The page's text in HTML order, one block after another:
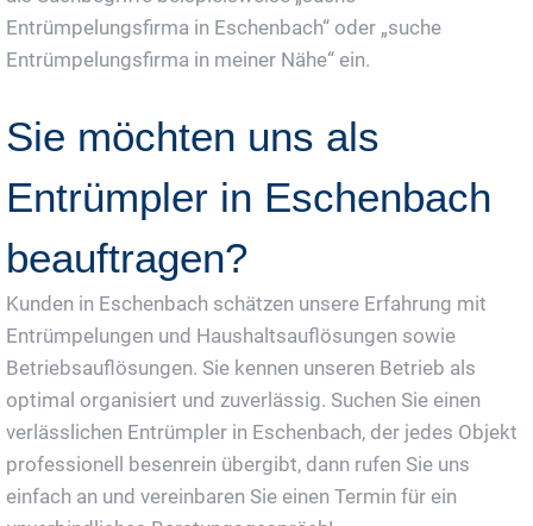
Entrümpelungsfirma in Eschenbach“ oder „suche
Entrümpelungsfirma in meiner Nähe“ ein.
Sie möchten uns als
Entrümpler in Eschenbach
beauftragen?
Kunden in Eschenbach schätzen unsere Erfahrung mit
Entrümpelungen und Haushaltsauflösungen sowie
Betriebsauflösungen. Sie kennen unseren Betrieb als
optimal organisiert und zuverlässig. Suchen Sie einen
verlässlichen Entrümpler in Eschenbach, der jedes Objekt
professionell besenrein übergibt, dann rufen Sie uns
einfach an und vereinbaren Sie einen Termin für ein